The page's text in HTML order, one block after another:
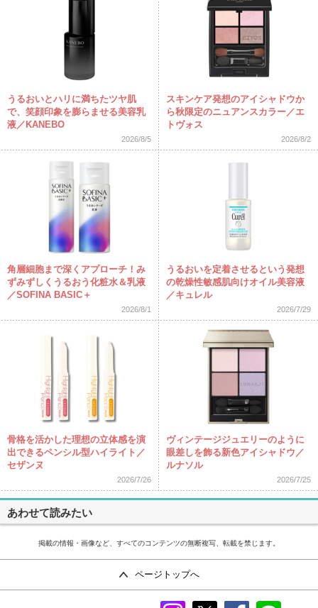
うるおいとハリに満ちたツヤ肌
で、笑顔印象を膨らませる美容乳
液／KANEBO
2026/8/5
スキンケア発想のアイシャドウか
ら秋限定のニュアンスカラー／エ
トヴォス
2026/8/2
角層細胞まで深くアプローチ！み
ずみずしくうるおう化粧水＆乳液
／SOFINA BASIC＋
2026/8/1
うるおいを定着させるという発想
の乾燥性敏感肌向けオイル美容液
／キュレル
2026/7/29
骨格を活かした理想の立体感を演
出できるペンシル型ハイライト／
セザンヌ
2026/7/26
ヴィンテージジュエリーのように
眼差しを飾る新色アイシャドウ／
ルナソル
2026/7/25
あわせて読みたい
掲載の情報・画像など、すべてのコンテンツの無断複写、転載を禁じます。
ページトップへ